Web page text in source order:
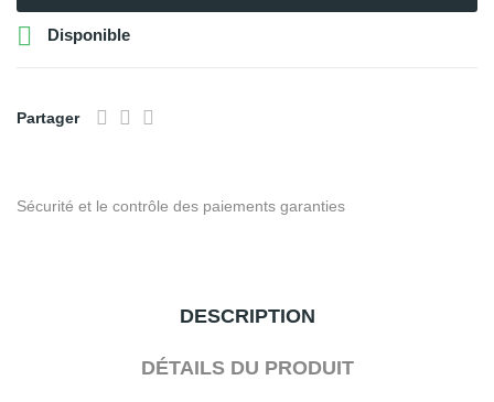
 Disponible
Partager
Sécurité et le contrôle des paiements garanties
DESCRIPTION
DÉTAILS DU PRODUIT